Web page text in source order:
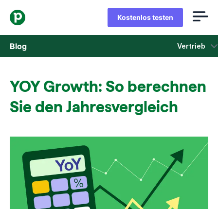
Kostenlos testen
Blog Vertrieb
Marketing
In neuem Fenster öffnen
YOY Growth: So berechnen
Sie den Jahresvergleich